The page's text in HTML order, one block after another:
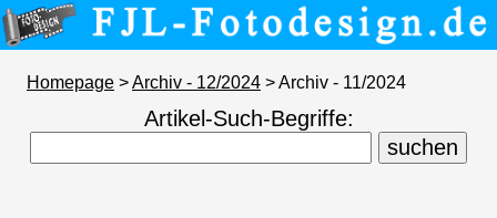
Homepage >Archiv - 12/2024 > Archiv - 11/2024
Artikel-Such-Begriffe: